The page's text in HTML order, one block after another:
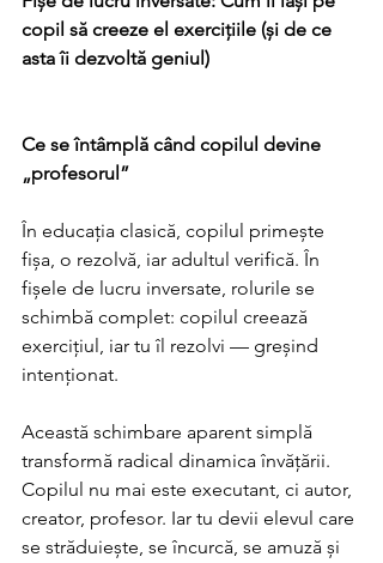
copil să creeze el exercițiile (și de ce
asta îi dezvoltă geniul)
Ce se întâmplă când copilul devine
„profesorul”
În educația clasică, copilul primește
fișa, o rezolvă, iar adultul verifică. În
fișele de lucru inversate, rolurile se
schimbă complet: copilul creează
exercițiul, iar tu îl rezolvi — greșind
intenționat.
Această schimbare aparent simplă
transformă radical dinamica învățării.
Copilul nu mai este executant, ci autor,
creator, profesor. Iar tu devii elevul care
se străduiește, se încurcă, se amuză și